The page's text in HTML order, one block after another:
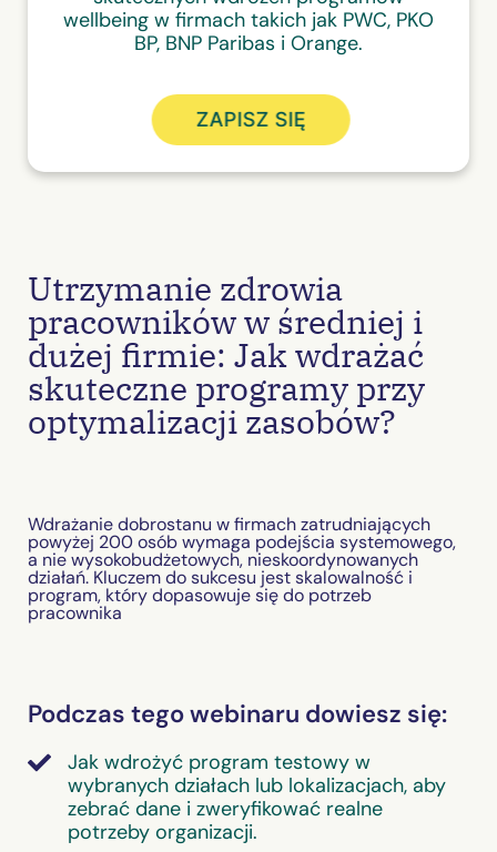
wellbeing w firmach takich jak PWC, PKO
BP, BNP Paribas i Orange.
ZAPISZ SIĘ
Utrzymanie zdrowia
pracowników w średniej i
dużej firmie: Jak wdrażać
skuteczne programy przy
optymalizacji zasobów?
Wdrażanie dobrostanu w firmach zatrudniających
powyżej 200 osób wymaga podejścia systemowego,
a nie wysokobudżetowych, nieskoordynowanych
działań. Kluczem do sukcesu jest skalowalność i
program, który dopasowuje się do potrzeb
pracownika
Podczas tego webinaru dowiesz się:
Jak wdrożyć program testowy w
wybranych działach lub lokalizacjach, aby
zebrać dane i zweryfikować realne
potrzeby organizacji.